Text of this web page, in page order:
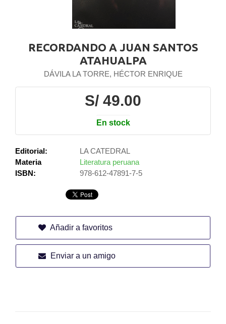
RECORDANDO A JUAN SANTOS
ATAHUALPA
DÁVILA LA TORRE, HÉCTOR ENRIQUE
S/ 49.00
En stock
Editorial:
LA CATEDRAL
Materia
Literatura peruana
ISBN:
978-612-47891-7-5
Añadir a favoritos
Enviar a un amigo